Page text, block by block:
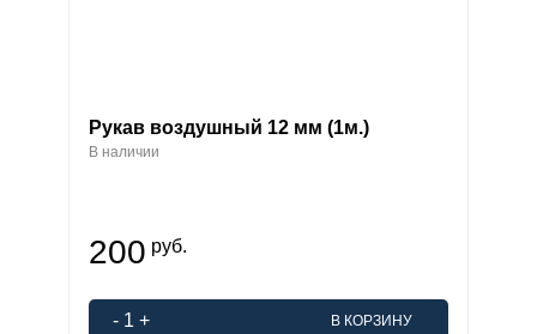
Рукав воздушный 12 мм (1м.)
В наличии
200 руб.
- 1 + В КОРЗИНУ